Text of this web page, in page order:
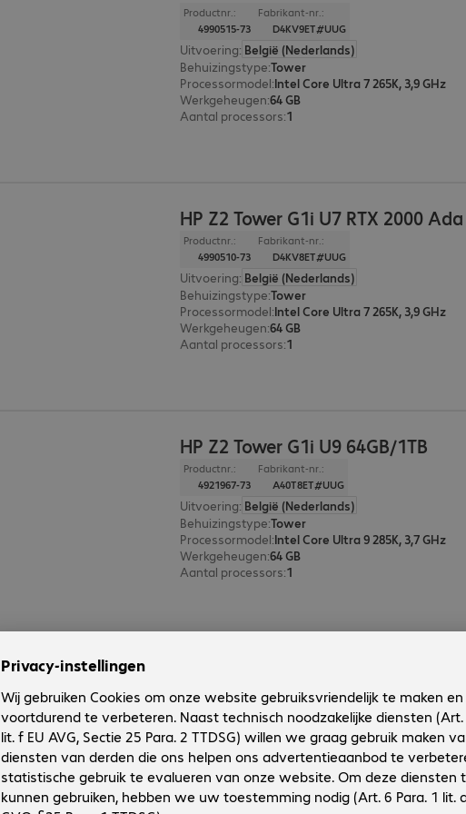
Productnr.:
4990515-73
Fabrikant-nr.:
D4KV9ET#UUG
Uitvoering: België (Nederlands)
Behuizingstype:Tower
Processormodel:Intel Core Ultra 7 265K, 3,9 GHz
Werkgeheugen:64 GB
Aantal processors:1
HP Z2 Tower G1i U7 RTX 2000
Productnr.:
4990510-73
Fabrikant-nr.:
D4KV8ET#UUG
Uitvoering: België (Nederlands)
Behuizingstype:Tower
Processormodel:Intel Core Ultra 7 265K, 3,9 GHz
Werkgeheugen:64 GB
Aantal processors:1
HP Z2 Tower G1i U9 64GB/1TB
Productnr.:
4921967-73
Fabrikant-nr.:
A40T8ET#UUG
Uitvoering: België (Nederlands)
Behuizingstype:Tower
Processormodel:Intel Core Ultra 9 285K, 3,7 GHz
Werkgeheugen:64 GB
Aantal processors:1
Productnr.:
4921959-73
Fabrikant-nr.:
A40T7ET#UUG
Uitvoering: België (Nederlands)
Behuizingstype
Tower
Processormodel:Intel Core Ultra 9 285K, 3,7 GHz
Werkgeheugen:32 GB
Aantal processors:1